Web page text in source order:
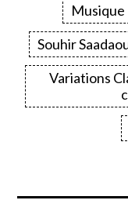
Musique
Souhir
Variations